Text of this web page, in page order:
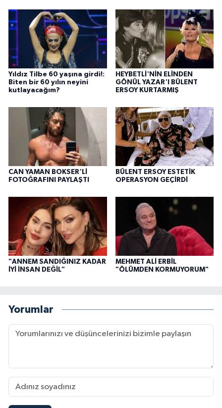
Yıldız Tilbe 60 yaşına girdi!:
Biten bir 60 yılın neyini
kutlayacağım?
HEYBETLİ'NİN ELİNDEN
GÖNÜL YAZAR'I BÜLENT
ERSOY KURTARMIŞ
CAN YAMAN BOKSER'Lİ
FOTOĞRAFINI PAYLAŞTI
BÜLENT ERSOY ESTETİK
OPERASYON GEÇİRDİ
"ANNEM SANDIĞINIZ KADAR
İYİ İNSAN DEĞİL"
MEHMET ALİ ERBİL
"ÖLÜMDEN KORMUYORUM"
Yorumlar